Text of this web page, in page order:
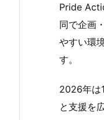
Pride
同で企画
やすい環
す。
2026年は
と支援を